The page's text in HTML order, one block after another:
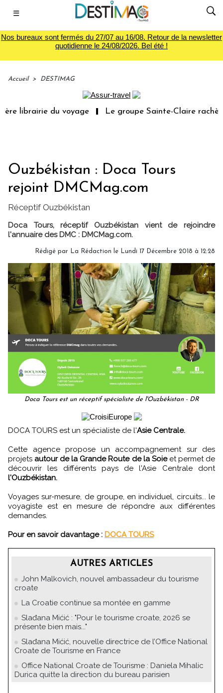
☰
Nos bureaux sont fermés du 27/07 au 16/08. Retour de la newsletter
quotidienne le 24/08/2026. Bel été !
Accueil > DESTIMAG
librairie du voyage Le groupe Sainte-Claire rachète
Ouzbékistan : Doca Tours
rejoint DMCMag.com
Réceptif Ouzbékistan
Doca Tours, réceptif Ouzbékistan vient de rejoindre
l'annuaire des DMC : DMCMag.com.
Rédigé par La Rédaction le Lundi 17 Décembre 2018 à 12:28
Doca Tours est un réceptif spécialiste de l'Ouzbékistan - DR
DOCA TOURS est un spécialiste de l'Asie Centrale.
Cette agence propose un accompagnement sur des
projets autour de la Grande Route de la Soie et permet de
découvrir les différents pays de l'Asie Centrale dont
l'Ouzbékistan.
Voyages sur-mesure, de groupe, en individuel, circuits... le
voyagiste est en mesure de répondre aux différentes
demandes.
Pour en savoir davantage : DOCA TOURS
AUTRES ARTICLES
John Malkovich, nouvel ambassadeur du tourisme
croate
La Croatie continue sa montée en gamme
Slađana Mićić : "Pour le tourisme croate, 2026 se
présente bien mais..."
Slađana Mićić, nouvelle directrice de l’Office National
Croate de Tourisme en France
Office National Croate de Tourisme : Daniela Mihalic
Durica quitte la direction du bureau parisien